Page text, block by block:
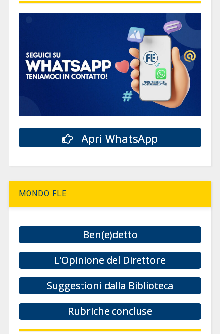
Apri WhatsApp
MONDO FLE
Ben(e)detto
L’Opinione del Direttore
Suggestioni dalla Biblioteca
Rubriche concluse